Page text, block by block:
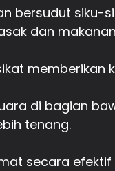
bersudut
dan
di bagian
tenang.
secara